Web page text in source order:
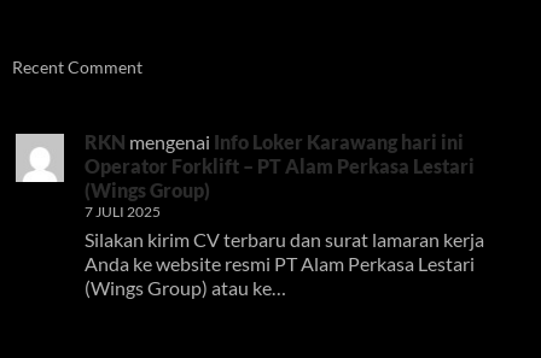
Recent Comment
RKN mengenai Info Loker Karawang hari ini
Operator Forklift – PT Alam Perkasa Lestari
(Wings Group)
7 JULI 2025
Silakan kirim CV terbaru dan surat lamaran kerja
Anda ke website resmi PT Alam Perkasa Lestari
(Wings Group) atau ke…